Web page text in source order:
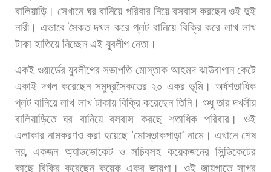
বালিয়াড়ি। সেখানে ঘর বানিয়ে পরিবার নিয়ে বসবাস করছেন ওই দুই
নারী। এভাবে সৈকত দখল করে প্লট বানিয়ে বিক্রি করে লাখ লাখ
টাকা হাতিয়ে নিচ্ছেন এই যুবলীগ নেতা।
একই ওয়ার্ডের যুবলীগের সভাপতি মোস্তাক আহমদ ঝাউবাগান কেটে
একাই দখল করেছেন সমুদ্রসৈকতের ২০ একর ভূমি। অর্ধশতাধিক
প্লট বানিয়ে লাখ লাখ টাকায় বিক্রি করেছেন তিনি। শুধু তার দখলীয়
বালিয়াড়িতে ঘর বানিয়ে বসবাস করছে শতাধিক পরিবার।
ওই
এলাকার নামকরণও করা হয়েছে ‘মোস্তাকপাড়া’ নামে। এখানে শেষ
নয়,একজন অ্যাডভোকেট ও সচিবসহ কয়েকজনের সিন্ডিকেটের
কাছে বিক্রি করেছেন কয়েক একর জায়গা। ওই জায়গাতে সাগর